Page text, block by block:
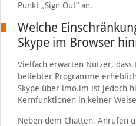
Punkt „Sign Out“ an.
Welche
Skype im Browser
Vielfach erwarten Nutzer, dass
beliebter Programme
Skype über imo.im ist jedoch
Kernfunktionen in keiner
Neben dem Chatten, Anrufen